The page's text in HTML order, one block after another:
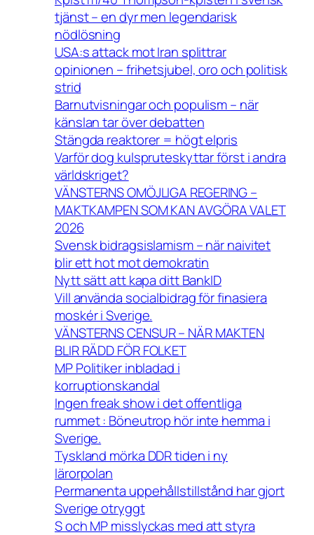
tjänst – en dyr men legendarisk
nödlösning
USA:s attack mot Iran splittrar
opinionen – frihetsjubel, oro och politisk
strid
Barnutvisningar och populism – när
känslan tar över debatten
Stängda reaktorer = högt elpris
Varför dog kulspruteskyttar först i andra
världskriget?
VÄNSTERNS OMÖJLIGA REGERING –
MAKTKAMPEN SOM KAN AVGÖRA VALET
2026
Svensk bidragsislamism – när naivitet
blir ett hot mot demokratin
Nytt sätt att kapa ditt BankID
Vill använda socialbidrag för finasiera
moskér i Sverige.
VÄNSTERNS CENSUR – NÄR MAKTEN
BLIR RÄDD FÖR FOLKET
MP Politiker inbladad i
korruptionskandal
Ingen freak show i det offentliga
rummet : Böneutrop hör inte hemma i
Sverige.
Tyskland mörka DDR tiden i ny
lärorpolan
Permanenta uppehållstillstånd har gjort
Sverige otryggt
S och MP misslyckas med att styra